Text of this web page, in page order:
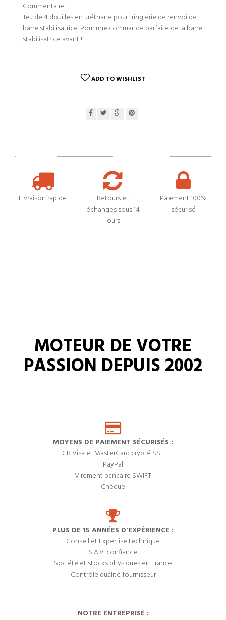
Commentaire :
Jeu de 4 douilles en uréthane pour tringlerie de renvoi de
barre stabilisatrice. Pour une commande parfaite de la barre
stabilisatrice avant !
ADD TO WISHLIST
Livraison rapide
Retours et
échanges sous 14
jours
Paiement 100%
sécurisé
MOTEUR DE VOTRE
PASSION DEPUIS 2002
MOYENS DE PAIEMENT SÉCURISÉS :
CB Visa et MasterCard crypté SSL
PayPal
Virement bancaire SWIFT
Chèque
PLUS DE 15 ANNÉES D'EXPÉRIENCE :
Conseil et Expertise technique
S.A.V. confiance
Société et stocks physiques en France
Contrôle qualité fournisseur
NOTRE ENTREPRISE :